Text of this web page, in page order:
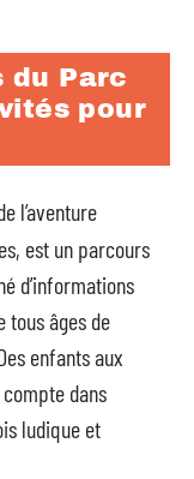
du Parc
pour
l’aventure
est un parcours
d’informations
tous âges de
enfants aux
dans
ludique et